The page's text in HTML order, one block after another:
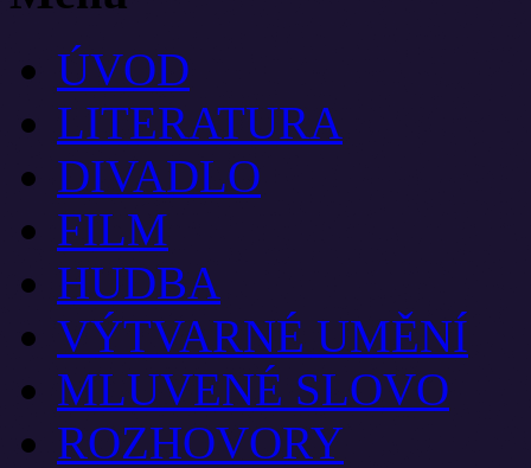
ÚVOD
LITERATURA
DIVADLO
FILM
HUDBA
VÝTVARNÉ UMĚNÍ
MLUVENÉ SLOVO
ROZHOVORY